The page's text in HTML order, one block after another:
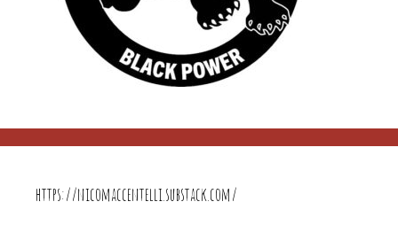
https://nicomaccentelli.substack.com/